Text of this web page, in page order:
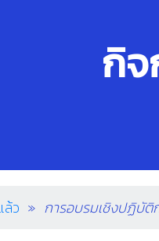
กิจ
ล้ว การอบรมเชิงปฏิบัติ